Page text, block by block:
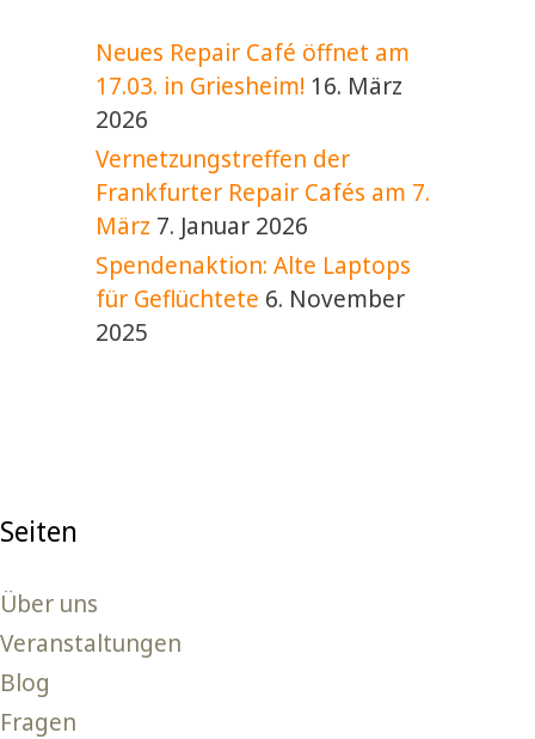
Neues Repair Café öffnet am
17.03. in Griesheim! 16. März
2026
Vernetzungstreffen der
Frankfurter Repair Cafés am 7.
März 7. Januar 2026
Spendenaktion: Alte Laptops
für Geflüchtete 6. November
2025
Seiten
Über uns
Veranstaltungen
Blog
Fragen